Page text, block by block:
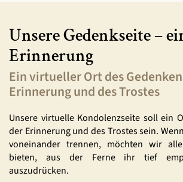
Unsere Gedenkseite –
Erinnerung
Ein virtueller Ort des
Erinnerung und des Trostes
Unsere virtuelle Kondolenzseite soll ein
der Erinnerung und des Trostes sein.
voneinander trennen, möchten wir
bieten, aus der Ferne ihr tief
auszudrücken.